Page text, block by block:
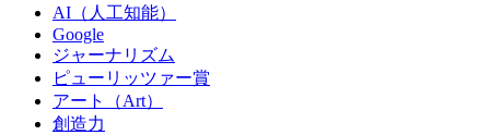
AI（人工知能）
Google
ジャーナリズム
ピューリッツァー賞
アート（Art）
創造力